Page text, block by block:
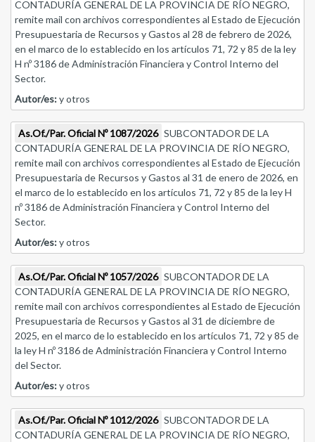
CONTADURÍA GENERAL DE LA PROVINCIA DE RÍO NEGRO,
remite mail con archivos correspondientes al Estado de Ejecución
Presupuestaria de Recursos y Gastos al 28 de febrero de 2026,
en el marco de lo establecido en los artículos 71, 72 y 85 de la ley
H nº 3186 de Administración Financiera y Control Interno del
Sector.
Autor/es:y otros
As.Of./Par. Oficial Nº 1087/2026 SUBCONTADOR DE LA
CONTADURÍA GENERAL DE LA PROVINCIA DE RÍO NEGRO,
remite mail con archivos correspondientes al Estado de Ejecución
Presupuestaria de Recursos y Gastos al 31 de enero de 2026, en
el marco de lo establecido en los artículos 71, 72 y 85 de la ley H
nº 3186 de Administración Financiera y Control Interno del
Sector.
Autor/es:y otros
As.Of./Par. Oficial Nº 1057/2026 SUBCONTADOR DE LA
CONTADURÍA GENERAL DE LA PROVINCIA DE RÍO NEGRO,
remite mail con archivos correspondientes al Estado de Ejecución
Presupuestaria de Recursos y Gastos al 31 de diciembre de
2025, en el marco de lo establecido en los artículos 71, 72 y 85 de
la ley H nº 3186 de Administración Financiera y Control Interno
del Sector.
Autor/es:y otros
As.Of./Par. Oficial Nº 1012/2026 SUBCONTADOR DE LA
CONTADURÍA GENERAL DE LA PROVINCIA DE RÍO NEGRO,